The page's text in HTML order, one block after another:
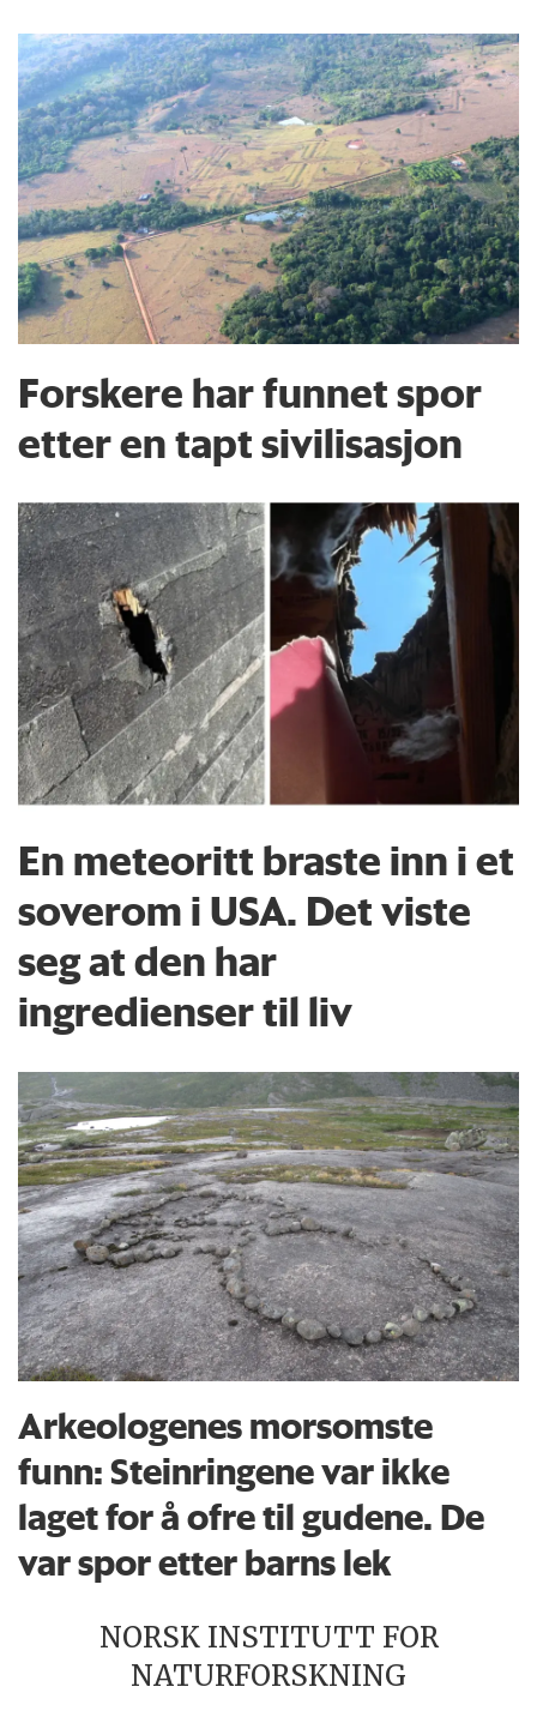
Forskere har funnet spor
etter en tapt sivilisasjon
En meteoritt braste inn i et
soverom i USA. Det viste
seg at den har
ingredienser til liv
Arkeologenes morsomste
funn: Steinringene var ikke
laget for å ofre til gudene. De
var spor etter barns lek
NORSK INSTITUTT FOR
NATURFORSKNING